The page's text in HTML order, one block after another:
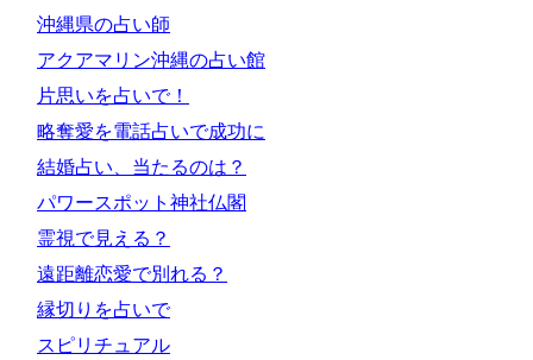
沖縄県の占い師
アクアマリン沖縄の占い館
片思いを占いで！
略奪愛を電話占いで成功に
結婚占い、当たるのは？
パワースポット神社仏閣
霊視で見える？
遠距離恋愛で別れる？
縁切りを占いで
スピリチュアル